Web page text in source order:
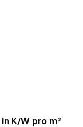
K/W pro m²